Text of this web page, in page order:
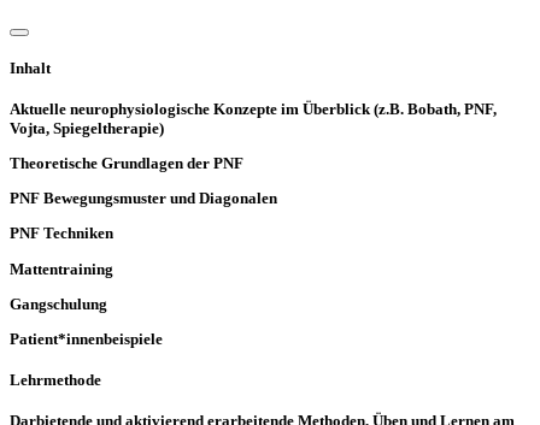
Inhalt
Aktuelle neurophysiologische Konzepte im Überblick (z.B. Bobath, PNF,
Vojta, Spiegeltherapie)
Theoretische Grundlagen der PNF
PNF Bewegungsmuster und Diagonalen
PNF Techniken
Mattentraining
Gangschulung
Patient*innenbeispiele
Lehrmethode
Darbietende und aktivierend erarbeitende Methoden, Üben und Lernen am